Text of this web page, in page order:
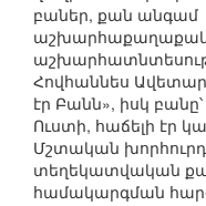
բաներ, քան անգամ
Հովհաննես
էր Բանն», իսկ
Ուստի, հաճելի էր
Մշտական
տեղեկատվական
համակարգման